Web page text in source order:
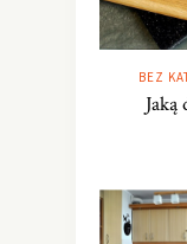
BEZ